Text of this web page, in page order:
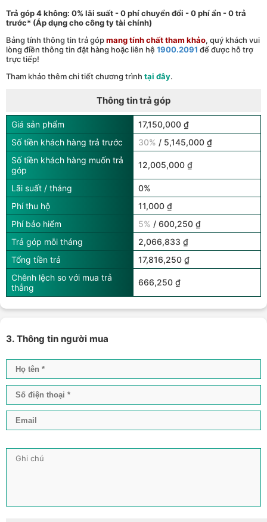
Trả góp 4 không: 0% lãi suất - 0 phí chuyển đổi - 0 phí ẩn - 0 trả
trước* (Áp dụng cho công ty tài chính)
Bảng tính thông tin trả gópmang tính chất tham khảo, quý khách vui
lòng điền thông tin đặt hàng hoặc liên hệ 1900.2091 để được hỗ trợ
trực tiếp!
Tham khảo thêm chi tiết chương trình tại đây.
Thông tin trả góp
Giá sản phẩm
17,150,000 ₫
Số tiền khách hàng trả trước
30% / 5,145,000 ₫
Số tiền khách hàng muốn trả
góp
12,005,000 ₫
Lãi suất / tháng
0%
Phí thu hộ
11,000 ₫
Phí bảo hiểm
5% / 600,250 ₫
Trả góp mỗi tháng
2,066,833 ₫
Tổng tiền trả
17,816,250 ₫
Chênh lệch so với mua trả
thẳng
666,250 ₫
3. Thông tin người mua